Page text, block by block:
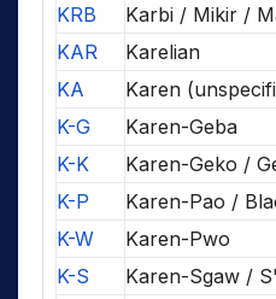
KRB
Karbi / Mikir /
KAR
Karelian
KA
Karen
K-G
Karen-Geba
K-K
Karen-Geko /
K-P
Karen-Pao /
K-W
Karen-Pwo
K-S
Karen-Sgaw /